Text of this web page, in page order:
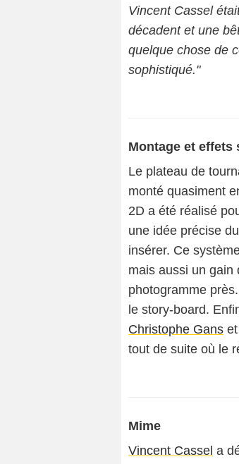
Vincent Cassel
décadent et une
quelque chose de
sophistiqué."
Montage et effets
Le plateau de
monté quasiment
2D a été réalisé
une idée précise
insérer. Ce
mais aussi un gain
photogramme
le story-board.
Christophe Gans
tout de suite où le
Mime
Vincent Cassel a